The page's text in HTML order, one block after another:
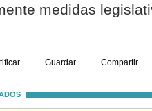
medidas
Guardar Compartir